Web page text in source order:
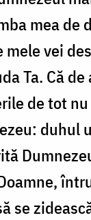
mea de
mele vei
Ta. Că
de tot
duhul
se